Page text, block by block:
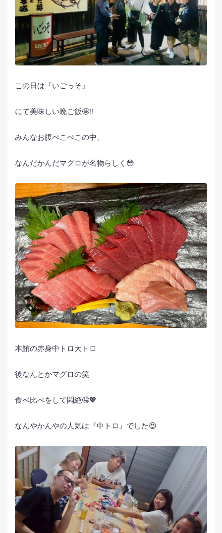
この日は『いごっそ』
にて美味しい晩ご飯🤩‼️
みんなお腹ぺこぺこの中、
なんだかんだマグロが名物らしく😳
本鮪の赤身中トロ大トロ
後なんとかマグロの笑
食べ比べをして悶絶🤤💖
なんやかんやの人気は『中トロ』でした😍